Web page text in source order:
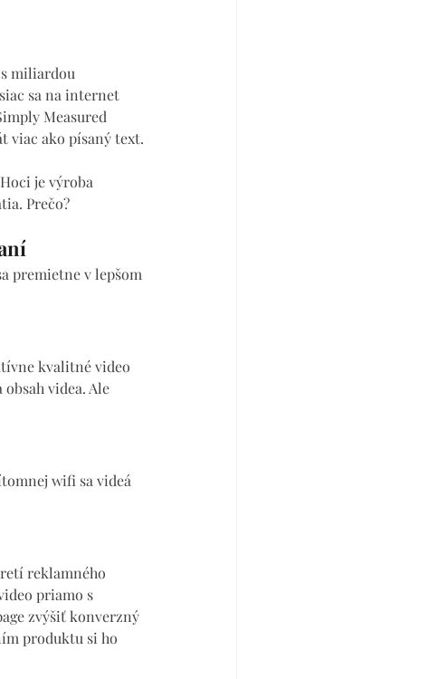
miliardou
sa na internet
Measured
viac ako písaný text.
je výroba
Prečo?
premietne v lepšom
videa. Ale
wifi sa videá
reklamného
priamo s
zvýšiť konverzný
produktu si ho